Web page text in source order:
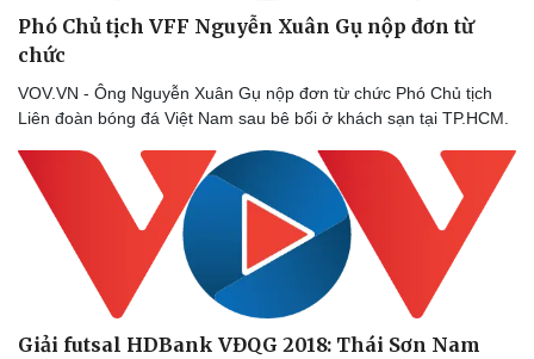
Doanh nhân
Vì cộng đồng
Chuyển đổi số
Phó Chủ tịch VFF Nguyễn Xuân Gụ nộp đơn từ
chức
VOV.VN - Ông Nguyễn Xuân Gụ nộp đơn từ chức Phó Chủ tịch
Liên đoàn bóng đá Việt Nam sau bê bối ở khách sạn tại TP.HCM.
Giải futsal HDBank VĐQG 2018: Thái Sơn Nam